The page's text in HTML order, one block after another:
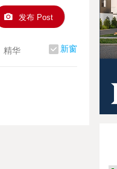
发布 Post
新窗
精华